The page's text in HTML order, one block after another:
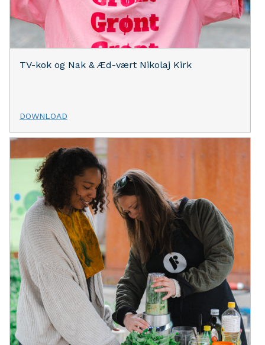
TV-kok og Nak & Æd-vært Nikolaj Kirk
DOWNLOAD